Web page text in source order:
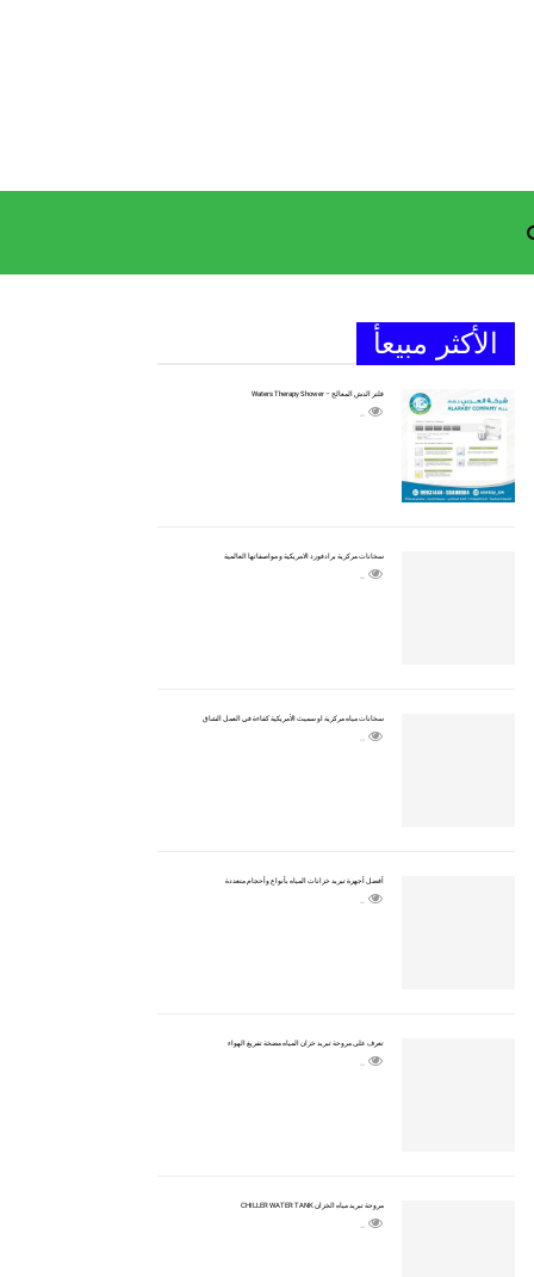
الأكثر مبيعأ
فلتر الدش المعالج – Waters Therapy Shower
سخانات مركزية برادفورد الامريكية و مواصفاتها العالمية
سخانات مياه مركزية او سميث الأمريكية كفاءة في العمل الشاق
أفضل أجهزة تبريد خزانات المياه بأنواع وأحجام متعددة
تعرف على مروحة تبريد خزان المياه مضخة تفريغ الهواء
مروحة تبريد مياه الخزان CHILLER WATER TANK